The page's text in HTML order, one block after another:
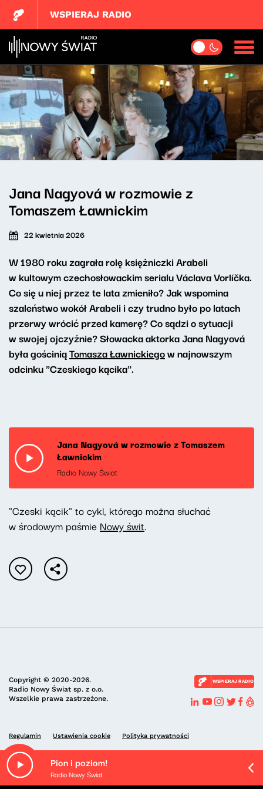
Pion i poziom!
Radio Nowy Świat
WSPIERAJ RADIO
Jana Nagyová w rozmowie z
Tomaszem Ławnickim
22 kwietnia 2026
W 1980 roku zagrała rolę księżniczki Arabeli
w kultowym czechosłowackim serialu Václava Vorlíčka.
Co się u niej przez te lata zmieniło? Jak wspomina
szaleństwo wokół Arabeli i czy trudno było po latach
przerwy wrócić przed kamerę? Co sądzi o sytuacji
w swojej ojczyźnie? Słowacka aktorka Jana Nagyová
była gościniąTomasza Ławnickiegow najnowszym
odcinku "Czeskiego kącika".
Jana Nagyová w rozmowie z Tomaszem
Ławnickim
Radio Nowy Świat
"Czeski kącik" to cykl, którego można słuchać
w środowym paśmie Nowy świt.
Copyright © 2020-2026.
Radio Nowy Świat sp. z o.o.
Wszelkie prawa zastrzeżone.
WSPIERAJ RADIO
Regulamin Ustawienia cookie Polityka prywatności